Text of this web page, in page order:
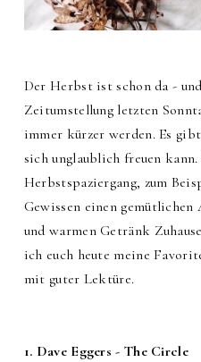
Der Herbst ist schon da -
Zeitumstellung letzten
immer kürzer werden. Es
sich unglaublich freuen
Herbstspaziergang, zum
Gewissen einen
und warmen Getränk
ich euch heute meine
mit guter Lektüre.
1. Dave Eggers - The Circle